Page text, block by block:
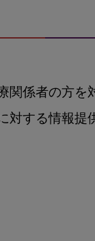
関係者の方を
対する情報提